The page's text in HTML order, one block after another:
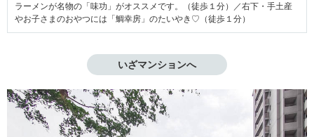
ラーメンが名物の「味功」がオススメです。（徒歩１分）／右下・手土産
やお子さまのおやつには「鯛幸房」のたいやき♡（徒歩１分）
いざマンションへ